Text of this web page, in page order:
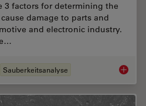
3 factors for determining the
damage to parts and
and electronic industry.
Sauberkeitsanalyse 3